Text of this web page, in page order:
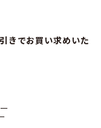
きでお買い求めいた